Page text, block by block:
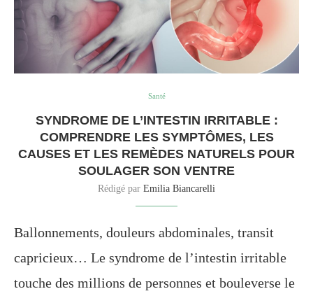
Santé
SYNDROME DE L’INTESTIN IRRITABLE :
COMPRENDRE LES SYMPTÔMES, LES
CAUSES ET LES REMÈDES NATURELS POUR
SOULAGER SON VENTRE
Rédigé par Emilia Biancarelli
Ballonnements, douleurs abdominales, transit
capricieux… Le syndrome de l’intestin irritable
touche des millions de personnes et bouleverse le